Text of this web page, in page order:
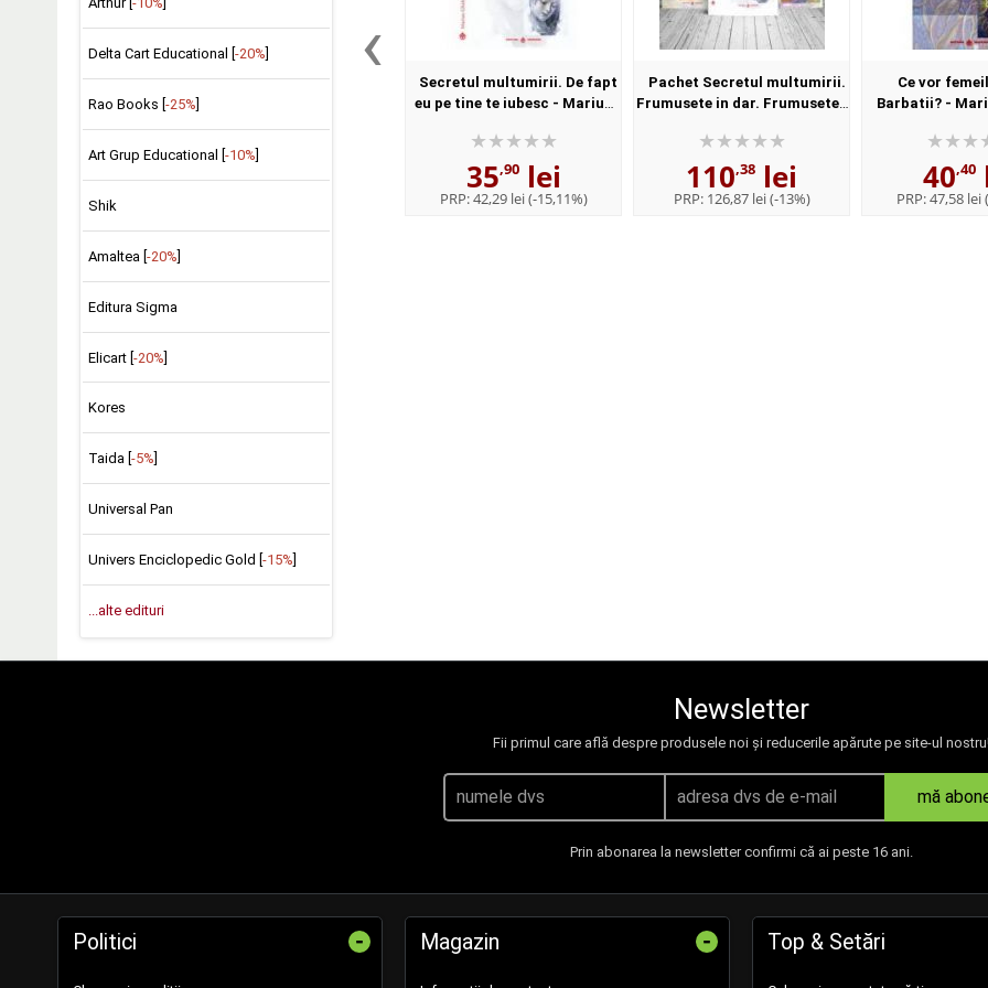
Delta Cart Educational [ -20%
Rao Books [ -25%
Art Grup Educational [ -10%
Shik
Amaltea [ -20%
Editura Sigma
Elicart [-20%]
Kores
Taida [ -5%
Universal Pan
Univers Enciclopedic Gold [ -15%
...alte edituri
‹
Secretul multumirii. De fapt
eu pe tine te iubesc - Marius
35,90lei
PRP:42,29 lei(-15,11%)
Pachet Secretul multumirii.
Frumusete in dar. Frumusetea
Marius Ghidel
110,38 lei
PRP: 126,87 lei(-13%)
Ce vor
Barbatii? -
40,40
PRP:47,58 lei
Newsletter
Fii primul care află despre produsele noi și reducerile apărute pe site-ul nostru!
mă
Prin abonarea la newsletter confirmi că ai peste 16 ani.
Politici - Magazin - Top & Setări